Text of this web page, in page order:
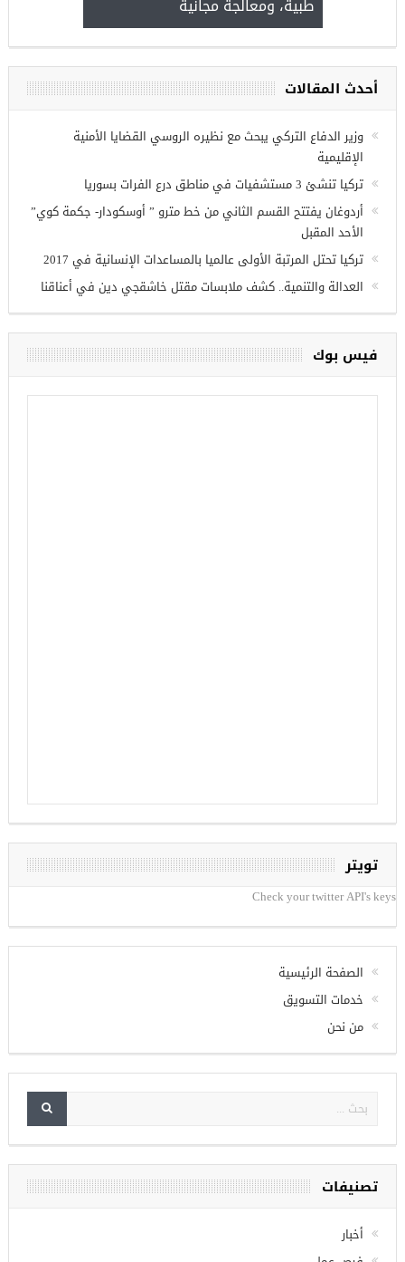
مجموعة فرص عمل للسوريين في
أحدث المقالات
وزير الدفاع التركي يبحث مع نظيره الروسي القضايا الأمنية
الإقليمية
تركيا تنشئ 3 مستشفيات في مناطق درع الفرات بسوريا
أردوغان يفتتح القسم الثاني من خط مترو ” أوسكودار- جكمة كوي”
الأحد المقبل
تركيا تحتل المرتبة الأولى عالميا بالمساعدات الإنسانية في 2017
العدالة والتنمية.. كشف ملابسات مقتل خاشقجي دين في أعناقنا
فيس بوك
تويتر
الصفحة الرئيسية
خدمات التسويق
من نحن
تصنيفات